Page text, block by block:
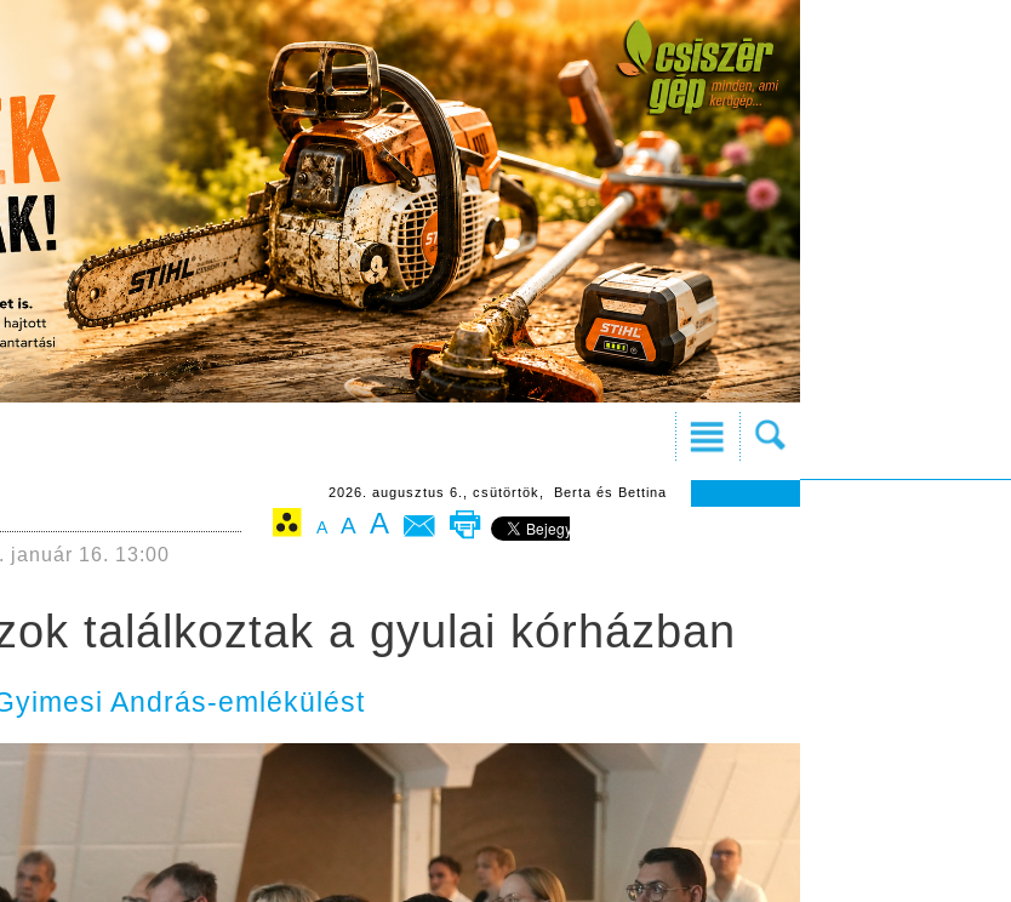
2026. augusztus 6., csütörtök, Berta és Bettina
A A A
január 16. 13:00
találkoztak a gyulai kórházban
András-emlékülést